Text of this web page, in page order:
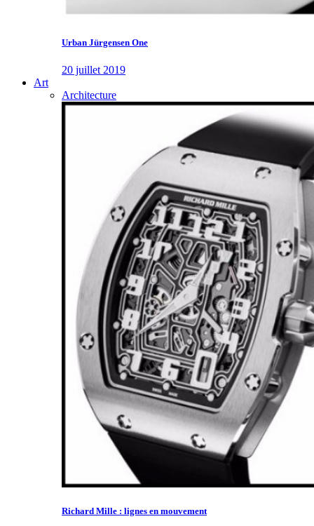
Urban Jürgensen One
20 juillet 2019
Art
Architecture
Richard Mille : lignes en mouvement